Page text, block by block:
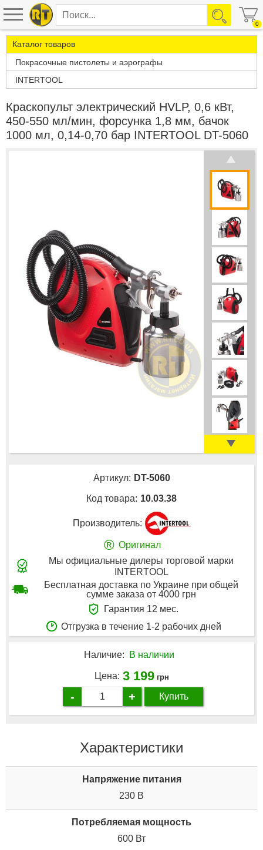
0
Каталог товаров
Покрасочные пистолеты и аэрографы
INTERTOOL
Краскопульт электрический HVLP, 0,6 кВт,
450-550 мл/мин, форсунка 1,8 мм, бачок
1000 мл, 0,14-0,70 бар INTERTOOL DT-5060
Артикул: DT-5060
Код товара: 10.03.38
Производитель:
® Оригинал
Мы официальные дилеры торговой марки
INTERTOOL
Бесплатная доставка по Украине при общей
сумме заказа от 4000 грн
Гарантия 12 мес.
Отгрузка в течение 1-2 рабочих дней
Наличие: В наличии
Цена: 3 199 грн
- + Купить
Характеристики
Напряжение питания
230 В
Потребляемая мощность
600 Вт